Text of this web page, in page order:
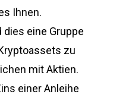
Ihnen.
eine Gruppe
zu
mit Aktien.
einer Anleihe